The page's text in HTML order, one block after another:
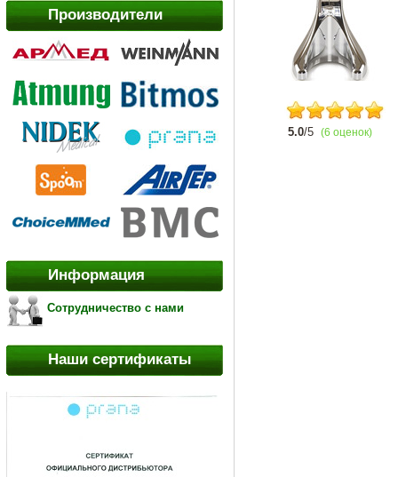
Производители
Информация
Сотрудничество с нами
Наши сертификаты
5.0/5 (6 оценок)